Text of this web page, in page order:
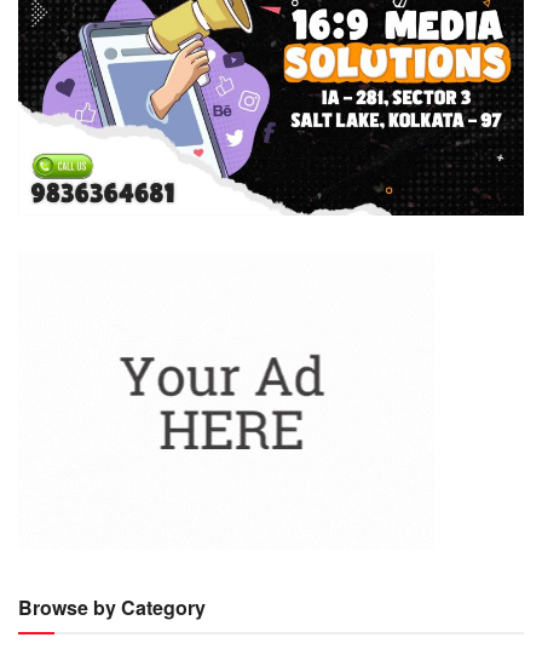
Browse by Category